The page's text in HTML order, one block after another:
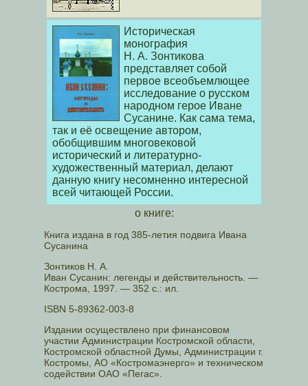
Историческая
монография
Н. А. Зонтикова
представляет собой
первое всеобъемлющее
исследование о русском
народном герое Иване
Сусанине. Как сама тема,
так и её освещение автором,
обобщившим многовековой
исторический и литературно-
художественный материал, делают
данную книгу несомненно интересной
всей читающей России.
о книге:
Книга издана в год 385-летия подвига Ивана
Сусанина
Зонтиков Н. А.
Иван Сусанин: легенды и действительность. —
Кострома, 1997. — 352 с.: ил.
ISBN 5-89362-003-8
Издании осуществлено при финансовом
участии Администрации Костромской области,
Костромской областной Думы, Администрации г.
Костромы, АО «Костромаэнерго» и техническом
содействии ОАО «Пегас».